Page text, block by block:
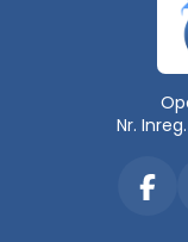
Nr.